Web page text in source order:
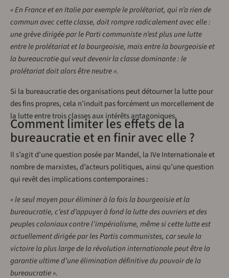
« En France et en Italie par exemple le prolétariat, qui n’a rien de
commun avec cette classe, doit rompre radicalement avec elle :
une grève dirigée par le Parti communiste n’est plus une lutte
entre le prolétariat et la bourgeoisie, mais entre la bourgeoisie et
la bureaucratie qui veut devenir la classe dominante : le
prolétariat doit alors être neutre ».
Si la bureaucratie des organisations peut détourner la lutte pour
des fins propres, cela n’induit pas forcément un morcellement de
la lutte entre trois classes aux intérêts antagoniques.
Comment limiter les effets de la
bureaucratie et en finir avec elle ?
Il s’agit d’une question posée par Mandel, la IVe Internationale et
nombre de marxistes, d’acteurs politiques, ainsi qu’une question
qui revêt des implications contemporaines :
« le seul moyen pour éliminer à la fois la bourgeoisie et la
bureaucratie, c’est d’appuyer à fond la lutte des ouvriers et des
peuples coloniaux contre l’impérialisme, même si cette lutte est
actuellement dirigée par les Partis communistes, car seule la
victoire la plus large de la révolution internationale peut être la
garantie ultime d’une élimination définitive du pouvoir de la
bureaucratie ».